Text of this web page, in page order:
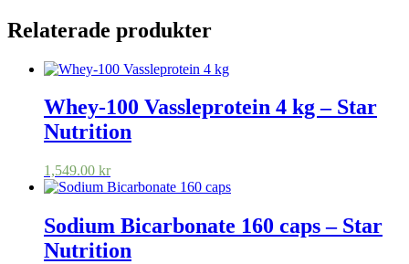
Relaterade produkter
Whey-100 Vassleprotein 4 kg – Star
Nutrition
1,549.00 kr
Sodium Bicarbonate 160 caps – Star
Nutrition